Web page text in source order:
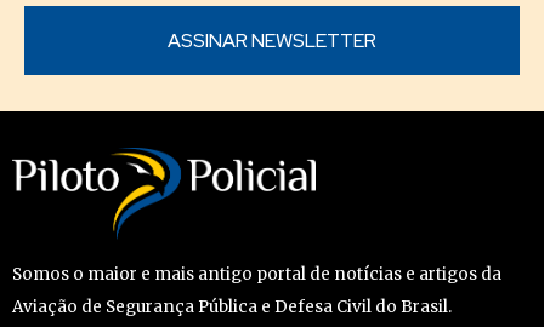
Somos o maior e mais antigo portal de notícias e artigos da
Aviação de Segurança Pública e Defesa Civil do Brasil.